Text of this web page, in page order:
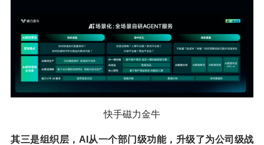
快手磁力金牛
其三是组织层，AI从一个部门级功能，升级了为公司级战